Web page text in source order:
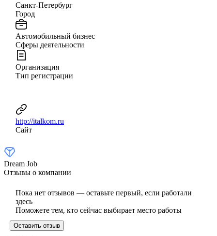
Санкт-Петербург
Город
Автомобильный бизнес
Сферы деятельности
Организация
Тип регистрации
http://italkom.ru
Сайт
Dream Job
Отзывы о компании
Пока нет отзывов — оставьте первый, если работали
здесь
Поможете тем, кто сейчас выбирает место работы
Оставить отзыв